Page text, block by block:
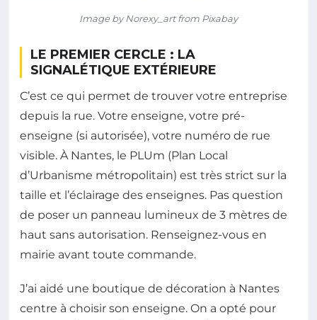
Image by Norexy_art from Pixabay
LE PREMIER CERCLE : LA
SIGNALÉTIQUE EXTÉRIEURE
C’est ce qui permet de trouver votre entreprise
depuis la rue. Votre enseigne, votre pré-
enseigne (si autorisée), votre numéro de rue
visible. À Nantes, le PLUm (Plan Local
d’Urbanisme métropolitain) est très strict sur la
taille et l’éclairage des enseignes. Pas question
de poser un panneau lumineux de 3 mètres de
haut sans autorisation. Renseignez-vous en
mairie avant toute commande.
J’ai aidé une boutique de décoration à Nantes
centre à choisir son enseigne. On a opté pour